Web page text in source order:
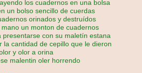
los cuadernos en una bolsa
un bolso sencillo de cuerdas
orinados y destruídos
un monton de cuadernos
presentarse con su maletín estana
la cantidad de cepillo que le dieron
y olor a orina
malentin oler horrendo